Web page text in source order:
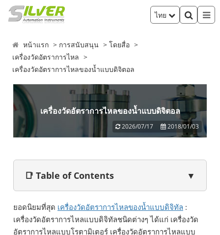
ไทย
หน้าแรก การสนับสนุน
โดยสื่อ
เครื่องวัดอัตราการไหล
เครื่องวัดอัตราการไหลของน้ำแบบดิจิตอล
เครื่องวัดอัตราการไหลของน้ำแบบดิจิตอล
2026/07/17 2018/01/03
📑 Table of Contents ▼
ยอดนิยมที่สุด เครื่องวัดอัตราการไหลของน้ำแบบดิจิทัล :
เครื่องวัดอัตราการไหลแบบดิจิทัลชนิดต่างๆ ได้แก่ เครื่องวัด
อัตราการไหลแบบโรตามิเตอร์ เครื่องวัดอัตราการไหลแบบ